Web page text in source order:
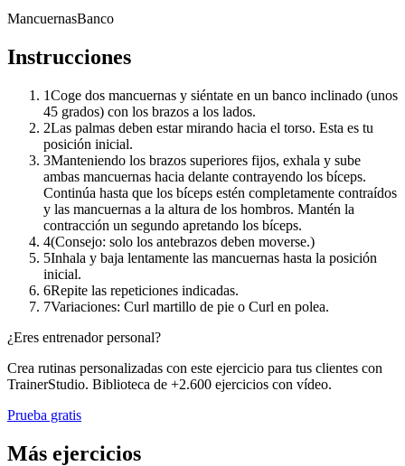
MancuernasBanco
Instrucciones
1Coge dos mancuernas y siéntate en un banco inclinado (unos
45 grados) con los brazos a los lados.
2Las palmas deben estar mirando hacia el torso. Esta es tu
posición inicial.
3Manteniendo los brazos superiores fijos, exhala y sube
ambas mancuernas hacia delante contrayendo los bíceps.
Continúa hasta que los bíceps estén completamente contraídos
y las mancuernas a la altura de los hombros. Mantén la
contracción un segundo apretando los bíceps.
4(Consejo: solo los antebrazos deben moverse.)
5Inhala y baja lentamente las mancuernas hasta la posición
inicial.
6Repite las repeticiones indicadas.
7Variaciones: Curl martillo de pie o Curl en polea.
¿Eres entrenador personal?
Crea rutinas personalizadas con este ejercicio para tus clientes con
TrainerStudio. Biblioteca de +2.600 ejercicios con vídeo.
Prueba gratis
Más ejercicios